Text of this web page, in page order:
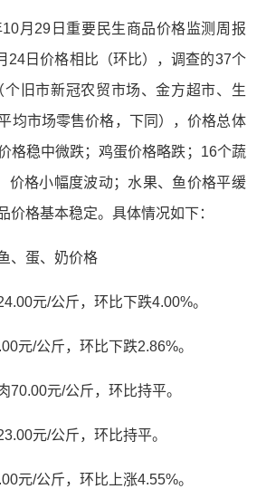
月29日重要民生商品价格监测周报
24日价格相比（环比），调查的37个
旧市新冠农贸市场、金方超市、生
均市场零售价格，下同），价格总体
格稳中微跌；鸡蛋价格略跌；16个蔬
价格小幅度波动；水果、鱼价格平缓
价格基本稳定。具体情况如下：
、蛋、奶价格
元/公斤，环比下跌4.00%。
元/公斤，环比下跌2.86%。
70.00元/公斤，环比持平。
元/公斤，环比持平。
元/公斤，环比上涨4.55%。